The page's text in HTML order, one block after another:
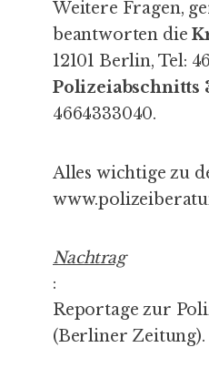
Weitere Fragen,
beantworten die
12101 Berlin, Tel:
Polizeiabschnitts
4664333040.
Alles wichtige zu
Nachtrag
:
Reportage zur
(Berliner Zeitung).